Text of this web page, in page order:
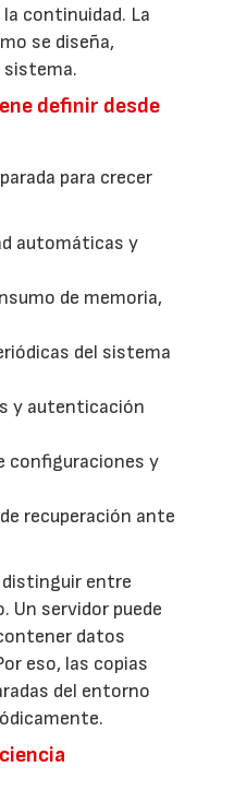
continuidad. La
se diseña,
sistema.
definir desde
para crecer
automáticas y
de memoria,
del sistema
y autenticación
configuraciones y
recuperación ante
entre
Un servidor puede
datos
eso, las copias
del entorno